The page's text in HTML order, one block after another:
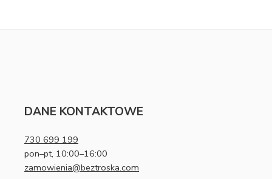
DANE KONTAKTOWE
730 699 199
pon–pt, 10:00–16:00
zamowienia@beztroska.com